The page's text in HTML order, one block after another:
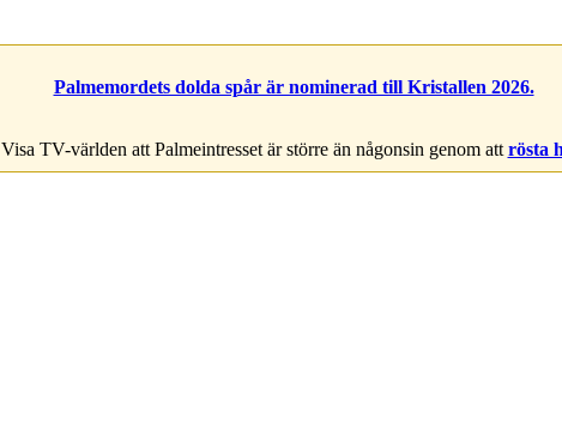
Palmemordets dolda spår är nominerad till Kristallen 2026.
Visa TV-världen att Palmeintresset är större än någonsin genom att rösta